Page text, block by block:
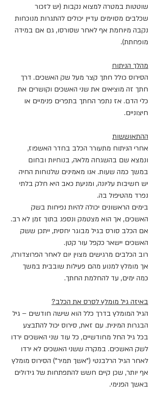
שוטטות במטרה למצוא נקבות (יש לזכור
שכלבים מסוימים עדיין יכולים להתגרות מנוכחות
נקבה מיוחמת אף לאחר שסורסו, גם אם במידה
מופחתת).
מהלך הניתוח
הסירוס כולל חתך קצר מעל שק האשכים. דרך
חתך זה מוציאים את שני האשכים וקושרים את
כלי הדם. אז נתפר החתך בתפרים פנימיים או
חיצוניים.
ההתאוששות
אחרי הניתוח מתעורר הכלב בחדר האשפוז,
ונמצא שם בהשגחה מלאה, בנוחיות ובחום
במשך כמה שעות. אנו מאמינים שלנוחות החיה
יש חשיבות עליונה, ומניעת כאב היא חלק בלתי
נפרד מהטיפול בה.
בימים הראשונים יכולה להיות נפיחות בשק
האשכים, אך הוא מצטמק ונספג בתוך זמן לא רב.
אם הכלב סורס בגיל מבוגר יחסית, ייתכן ששק
האשכים יישאר כקפל עור קטן.
רוב הכלבים מרגישים מצוין יום לאחר הפרוצדורה,
אך מומלץ למנוע מהם פעילות שובבית במשך
כמה ימים, עד להחלמת החתך.
באיזה גיל מומלץ לסרס את הכלב?
הגיל המומלץ בדרך כלל הוא שישה חודשים – גיל
הבגרות המינית. עם זאת, סירוס יכול להתבצע
בכל גיל החל מחודשיים, כל עוד שני האשכים ירדו
לשק האשכים. במקרה ששני האשכים לא ירדו
לאחר הגיל הרלבנטי ("אשך תמיר") הסירוס מומלץ
אף יותר, שכן קיים חשש להתפתחות של גידולים
באשך הפנימי.